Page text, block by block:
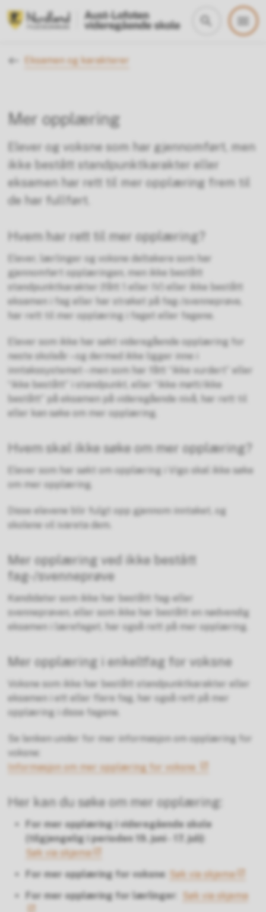
Du er her:Eksamen og karakterer
Mer opplæring
Elever og voksne som har gjennomført, men
ikke bestått standpunktkarakter eller
eksamen har rett til mer opplæring frem til
de har fullført.
Hvem har rett til mer opplæring?
Elever, lærlinger og voksne deltakere som har
gjennomført opplæringen, men ikke bestått
standpunktkarakter (fått 1 eller IV) eller ikke bestått
eksamen i fag eller har strøket på fag-/svenneprøve,
har rett til mer opplæring i faget eller fagene.
Elever som ikke har søkt videregående opplæring for
neste skoleår – og dermed ikke ligger inne i
inntakssystemet – men som har fått “ikke vurdert” eller
“ikke bestått” i standpunkt, eller “ikke møtt/ikke
bestått” på eksamen på videregående nivå, har rett til
eller kan søke om mer opplæring.
Hvem skal ikke søke om mer opplæring?
Elever som har søkt om opplæring i Vigo skal ikke søke
om mer opplæring.
Disse elevene blir fulgt opp gjennom inntaket, og
skolene vil ivareta dem.
Mer opplæring ved ikke bestått
fag-/svenneprøve
Kandidater som ikke har bestått fag- eller
svenneprøven, eller som ikke har bestått en nødvendig
eksamen i lærefaget, har også rett på mer opplæring.
Mer opplæring i enkeltfag for voksne
Voksne som ikke har bestått standpunktkarakter eller
eksamen i ett eller flere fag, har også rett på mer
opplæring i disse fagene.
Se lenken under for mer informasjon om opplæring for
voksne:
Informasjon om mer opplæring for voksne
Her kan du søke om mer opplæring:
For mer opplæring i videregående skole
(tilgjengelig i perioden 19. juni - 17. juli)
Søk via skjema
For mer opplæring for voksne
Søk via skjema
For mer opplæring for lærlinger
Søk via skjema